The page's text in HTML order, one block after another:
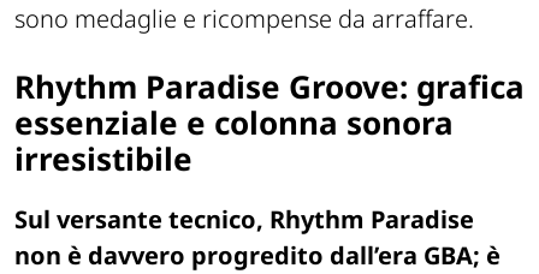
sono medaglie e ricompense da arraffare.
Rhythm Paradise Groove: grafica
essenziale e colonna sonora
irresistibile
Sul versante tecnico, Rhythm Paradise
non è davvero progredito dall’era GBA; è